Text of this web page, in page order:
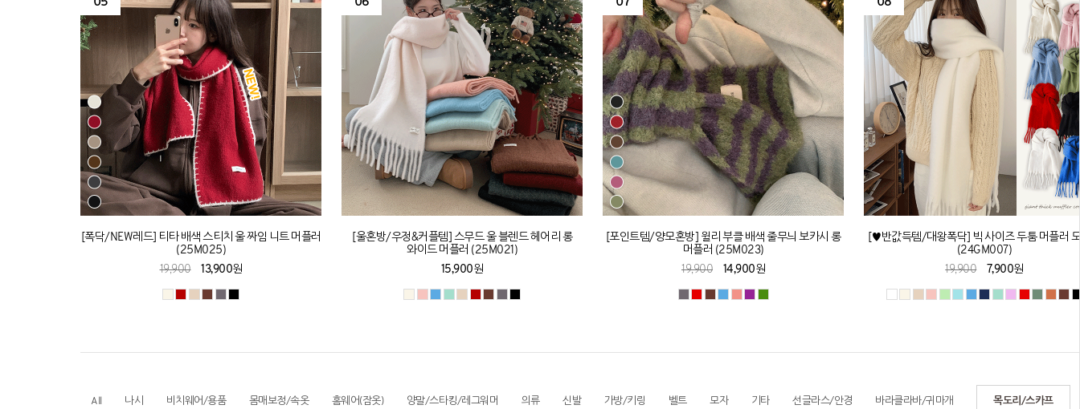
[폭닥/NEW레드] 티타 배색 스티치 울 짜임 니트 머플러
(25M025)
19,900
13,900원
[울혼방/우정&커플템] 스무드 울 블렌드 헤어리 롱
와이드 머플러 (25M021)
15,900원
[포인트템/양모혼방] 윌리 부클 배색 줄무늬 보카시 롱
머플러 (25M023)
19,900
14,900원
[♥반값득템/대왕폭닥] 빅 사이즈 두툼 머플러
(24GM007)
19,900
7,900원
All 나시 비치웨어/용품 몸매보정/속옷 홈웨어(잠옷) 양말/스타킹/레그워머 의류 신발 가방/키링 벨트 모자 기타 선글라스/안경 바라클라바/귀마개 목도리/스카프